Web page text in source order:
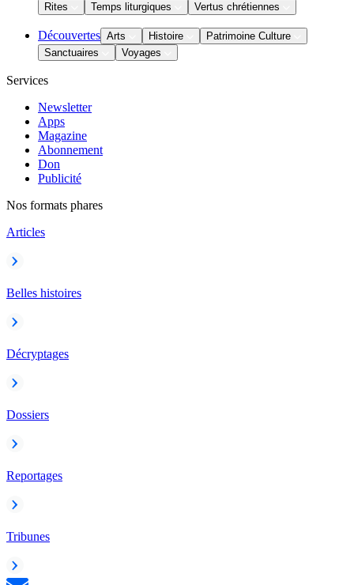
Rites
Temps liturgiques Vertus chrétiennes
Découvertes Arts Histoire
Patrimoine Culture
Sanctuaires
Voyages
Services
Newsletter
Apps
Magazine
Abonnement
Don
Publicité
Nos formats phares
Articles
Belles histoires
Décryptages
Dossiers
Reportages
Tribunes